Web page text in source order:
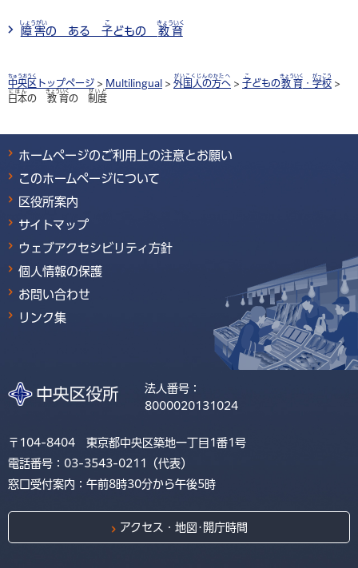
障害
しょうがい
の ある 子
こ
どもの 教育
きょういく
中央区
ちゅうおうく
トップページ > Multilingual > 外国人の方へ
がいこくじんのかたへ
> 子
こ
どもの教育
きょういく
・ 学校
がっこう
>
日本
にほん
の 教育
きょういく
の 制度
せいど
ホームページのご利用上の注意とお願い
このホームページについて
区役所案内
サイトマップ
ウェブアクセシビリティ方針
個人情報の保護
お問い合わせ
リンク集
法人番号：
8000020131024
〒104-8404 東京都中央区築地一丁目1番1号
電話番号：03-3543-0211（代表）
窓口受付案内：午前8時30分から午後5時
アクセス・地図･開庁時間